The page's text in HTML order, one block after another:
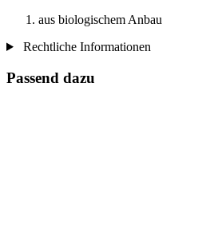
aus biologischem Anbau
Rechtliche Informationen
Passend dazu